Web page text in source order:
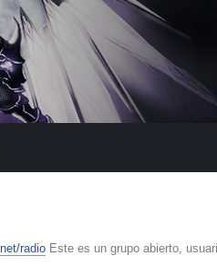
radio Este es un grupo abierto,